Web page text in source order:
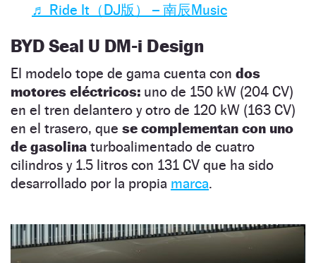
♬ Ride It（DJ版） – 南辰Music
BYD Seal U DM-i Design
El modelo tope de gama cuenta con dos
motores eléctricos: uno de 150 kW (204 CV)
en el tren delantero y otro de 120 kW (163 CV)
en el trasero, que se complementan con uno
de gasolina turboalimentado de cuatro
cilindros y 1.5 litros con 131 CV que ha sido
desarrollado por la propia marca.